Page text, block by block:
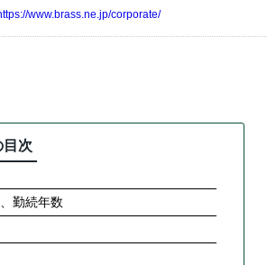
www.brass.ne.jp/corporate/
目次
勤続年数